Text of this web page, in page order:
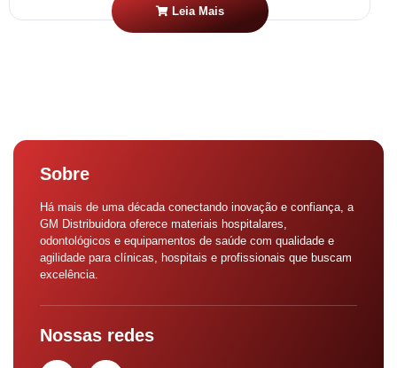
Leia Mais
Sobre
Há mais de uma década conectando inovação e confiança, a
GM Distribuidora oferece materiais hospitalares,
odontológicos e equipamentos de saúde com qualidade e
agilidade para clínicas, hospitais e profissionais que buscam
excelência.
Nossas redes